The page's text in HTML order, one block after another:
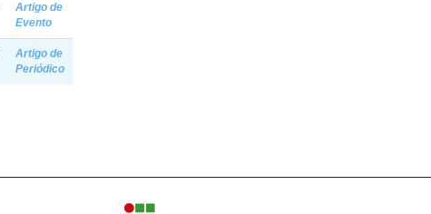
Artigo de
Evento
Artigo de
Periódico